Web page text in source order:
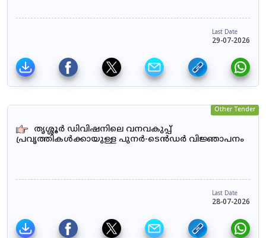
Last Date
29-07-2026
Other Tender
തൃശ്ശൂർ ഡിവിഷനിലെ വനവകുപ്പ്
പ്രവൃത്തികൾക്കായുള്ള പുനർ-ടെൻഡർ വിജ്ഞാപനം
Last Date
28-07-2026